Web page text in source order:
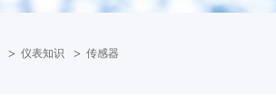
> 仪表知识 > 传感器